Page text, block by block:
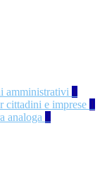
amministrativi 1
cittadini e imprese 1
analoga 2